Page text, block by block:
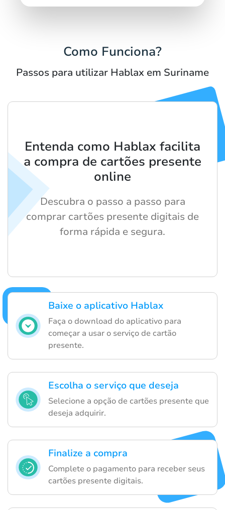
Como Funciona?
Passos para utilizar Hablax em Suriname
Baixe o aplicativo Hablax
Faça o download do aplicativo para
começar a usar o serviço de cartão
presente.
Escolha o serviço que deseja
Selecione a opção de cartões presente que
deseja adquirir.
Finalize a compra
Complete o pagamento para receber seus
cartões presente digitais.
Entenda como Hablax facilita
a compra de cartões presente
online
Descubra o passo a passo para
comprar cartões presente digitais de
forma rápida e segura.